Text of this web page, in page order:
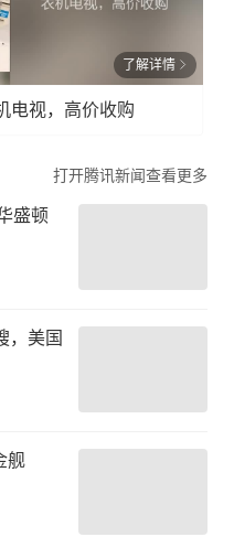
了解详情
电视，高价收购
打开腾讯新闻查看更多
盛顿
，美国
舰